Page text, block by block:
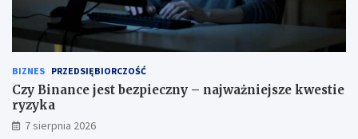
BIZNES PRZEDSIĘBIORCZOŚĆ
Czy Binance jest bezpieczny – najważniejsze kwestie
ryzyka
7 sierpnia 2026